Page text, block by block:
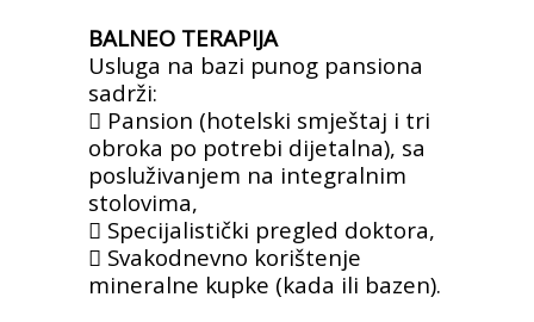
BALNEO TERAPIJA
Usluga na bazi punog pansiona
sadrži:
 Pansion (hotelski smještaj i tri
obroka po potrebi dijetalna), sa
posluživanjem na integralnim
stolovima,
 Specijalistički pregled doktora,
 Svakodnevno korištenje
mineralne kupke (kada ili bazen).